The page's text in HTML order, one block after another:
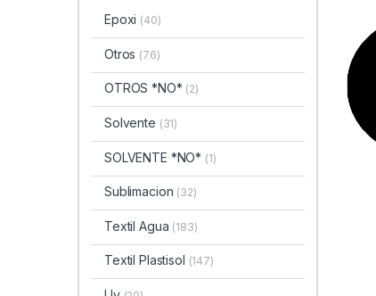
Epoxi (40)
Otros (76)
OTROS *NO* (2)
Solvente (31)
SOLVENTE *NO* (1)
Sublimacion (32)
Textil Agua (183)
Textil Plastisol (147)